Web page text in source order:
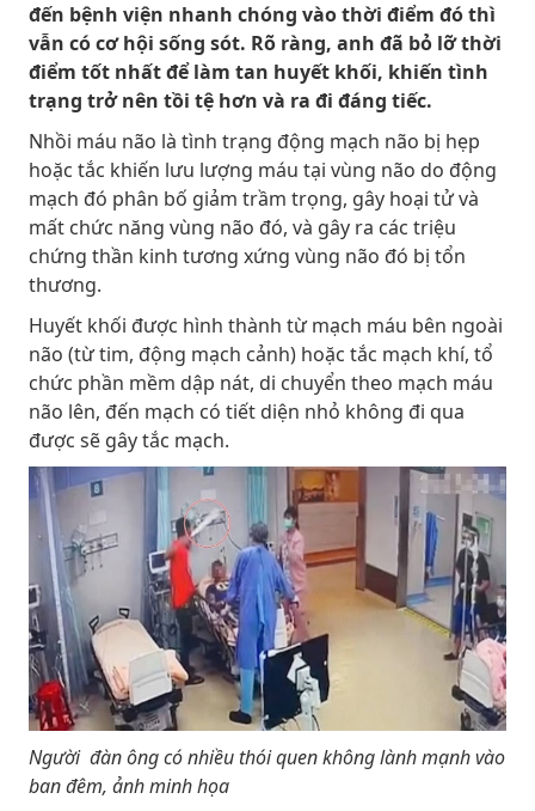
đến bệnh viện nhanh chóng vào thời điểm đó thì
vẫn có cơ hội sống sót. Rõ ràng, anh đã bỏ lỡ thời
điểm tốt nhất để làm tan huyết khối, khiến tình
trạng trở nên tồi tệ hơn và ra đi đáng tiếc.
Nhồi máu não là tình trạng động mạch não bị hẹp
hoặc tắc khiến lưu lượng máu tại vùng não do động
mạch đó phân bố giảm trầm trọng, gây hoại tử và
mất chức năng vùng não đó, và gây ra các triệu
chứng thần kinh tương xứng vùng não đó bị tổn
thương.
Huyết khối được hình thành từ mạch máu bên ngoài
não (từ tim, động mạch cảnh) hoặc tắc mạch khí, tổ
chức phần mềm dập nát, di chuyển theo mạch máu
não lên, đến mạch có tiết diện nhỏ không đi qua
được sẽ gây tắc mạch.
Người đàn ông có nhiều thói quen không lành mạnh vào
ban đêm, ảnh minh họa